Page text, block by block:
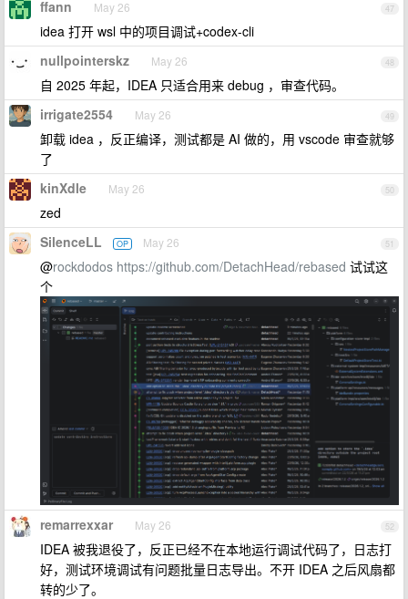
47
ffann May 26
idea 打开 wsl 中的项目调试+codex-cli
48
nullpointerskz May 26
自 2025 年起，IDEA 只适合用来 debug ，审查代码。
49
irrigate2554 May 26
卸载 idea ，反正编译，测试都是 AI 做的，用 vscode 审查就够
了
50
kinXdle May 26
zed
51
SilenceLL OP May 26
@rockdodos https://github.com/DetachHead/rebased 试试这
个
52
remarrexxar May 26
IDEA 被我退役了，反正已经不在本地运行调试代码了，日志打
好，测试环境调试有问题批量日志导出。不开 IDEA 之后风扇都
转的少了。